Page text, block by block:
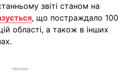
звіті станом на
, що постраждало 100
області, а також в інших
РЕКЛАМА